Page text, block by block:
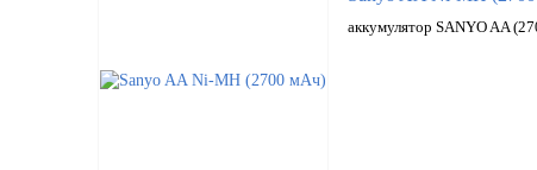
аккумулятор SANYO AA